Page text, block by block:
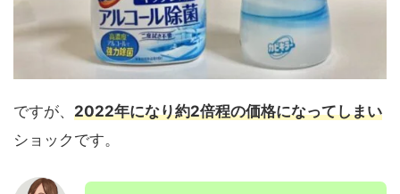
ですが、 2022年になり約2倍程の価格になってしまい
ショックです。